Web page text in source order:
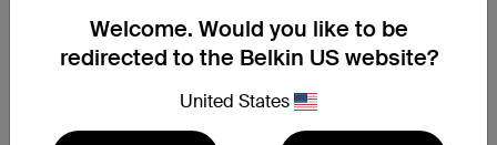
Voyages d'affaires Déplacements Voyages en
Welcome. Would you like to be
redirected to the Belkin US website?
United States